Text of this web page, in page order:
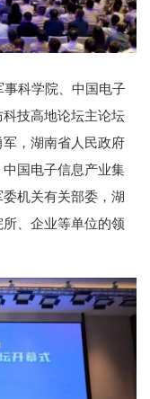
科学院、中国电子
技高地论坛主论坛
，湖南省人民政府
国电子信息产业集
机关有关部委，湖
、企业等单位的领